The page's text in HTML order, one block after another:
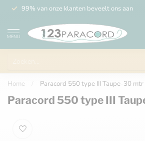
99% van onze klanten beveelt ons aan
MENU
Home Paracord 550 type III Taupe-30 mtr
Paracord 550 type III